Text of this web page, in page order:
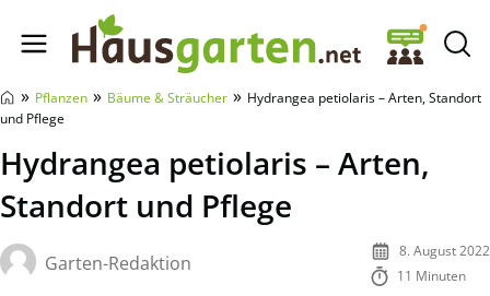
Hausgarten.net
» Pflanzen » Bäume & Sträucher » Hydrangea petiolaris – Arten, Standort
und Pflege
Hydrangea petiolaris – Arten,
Standort und Pflege
Garten-Redaktion
8. August 2022
11 Minuten